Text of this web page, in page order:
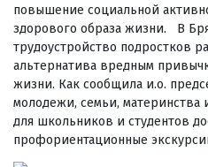
повышение социальной
здорового образа жизни. В
трудоустройство подростков
альтернатива вредным
жизни. Как сообщила и.о.
молодежи, семьи, материнства
для школьников и студентов
профориентационные